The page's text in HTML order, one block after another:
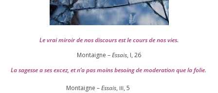
Le vrai miroir de nos dis­cours est le cours de nos vies.
Montaigne –Essais, I, 26
La sagesse a ses excez, et n’a pas moins besoing de mode­ra­tion que la folie.
Montaigne –Essais, III, 5